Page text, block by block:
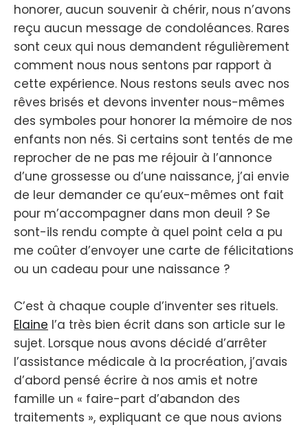
honorer, aucun souvenir à chérir, nous n’avons
reçu aucun message de condoléances. Rares
sont ceux qui nous demandent régulièrement
comment nous nous sentons par rapport à
cette expérience. Nous restons seuls avec nos
rêves brisés et devons inventer nous-mêmes
des symboles pour honorer la mémoire de nos
enfants non nés. Si certains sont tentés de me
reprocher de ne pas me réjouir à l’annonce
d’une grossesse ou d’une naissance, j’ai envie
de leur demander ce qu’eux-mêmes ont fait
pour m’accompagner dans mon deuil ? Se
sont-ils rendu compte à quel point cela a pu
me coûter d’envoyer une carte de félicitations
ou un cadeau pour une naissance ?
C’est à chaque couple d’inventer ses rituels.
Elaine l’a très bien écrit dans son article sur le
sujet. Lorsque nous avons décidé d’arrêter
l’assistance médicale à la procréation, j’avais
d’abord pensé écrire à nos amis et notre
famille un « faire-part d’abandon des
traitements », expliquant ce que nous avions